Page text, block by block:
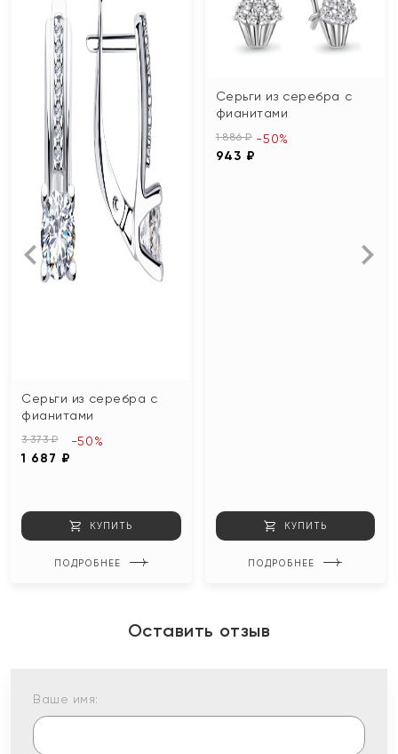
Серьги из серебра с
фианитами
3 373 ₽
1 687 ₽
-50%
КУПИТЬ
ПОДРОБНЕЕ
Серьги из серебра с
фианитами
1 886 ₽
943 ₽
-50%
КУПИТЬ
ПОДРОБНЕЕ
Оставить отзыв
Ваше имя: